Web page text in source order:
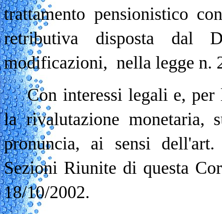
trattamento pensionistico
retributiva disposta dal
modificazioni, nella legge n.
Con interessi legali e, per
la rivalutazione monetaria,
pronuncia, ai sensi
Sezioni Riunite di questa
18/10/2002.